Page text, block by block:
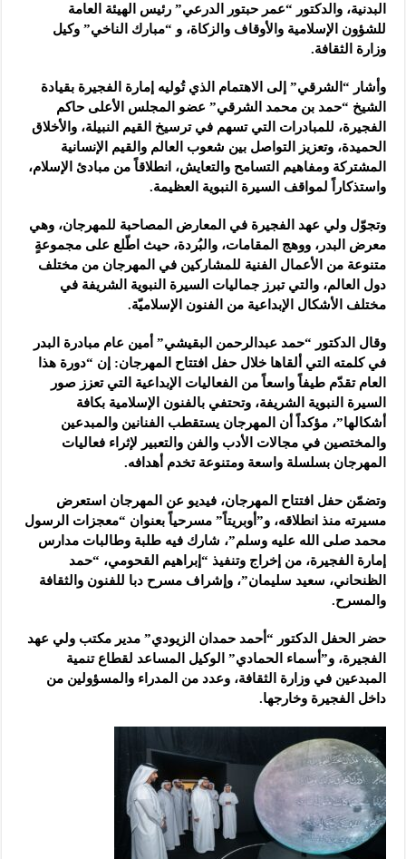
البدنية، والدكتور “عمر حبتور الدرعي” رئيس الهيئة العامة
للشؤون الإسلامية والأوقاف والزكاة، و “مبارك الناخي” وكيل
وزارة الثقافة.
وأشار “الشرقي” إلى الاهتمام الذي تُوليه إمارة الفجيرة بقيادة
الشيخ “حمد بن محمد الشرقي” عضو المجلس الأعلى حاكم
الفجيرة، للمبادرات التي تسهم في ترسيخ القيم النبيلة، والأخلاق
الحميدة، وتعزيز التواصل بين شعوب العالم والقيم الإنسانية
المشتركة ومفاهيم التسامح والتعايش، انطلاقاً من مبادئ الإسلام،
واستذكاراً لمواقف السيرة النبوية العظيمة.
وتجوّل ولي عهد الفجيرة في المعارض المصاحبة للمهرجان، وهي
معرض البدر، ووهج المقامات، والبُردة، حيث اطّلع على مجموعةٍ
متنوعة من الأعمال الفنية للمشاركين في المهرجان من مختلف
دول العالم، والتي تبرز جماليات السيرة النبوية الشريفة في
مختلف الأشكال الإبداعية من الفنون الإسلاميّة.
وقال الدكتور “حمد عبدالرحمن البقيشي” أمين عام مبادرة البدر
في كلمته التي ألقاها خلال حفل افتتاح المهرجان: إن “دورة هذا
العام تقدّم طيفاً واسعاً من الفعاليات الإبداعية التي تعزز صور
السيرة النبوية الشريفة، وتحتفي بالفنون الإسلامية بكافة
أشكالها”، مؤكداً أن المهرجان يستقطب الفنانين والمبدعين
والمختصين في مجالات الأدب والفن والتعبير لإثراء فعاليات
المهرجان بسلسلة واسعة ومتنوعة تخدم أهدافه.
وتضمّن حفل افتتاح المهرجان، فيديو عن المهرجان استعرض
مسيرته منذ انطلاقه، و”أوبريتاً” مسرحياً بعنوان “معجزات الرسول
محمد صلى الله عليه وسلم”، شارك فيه طلبة وطالبات مدارس
إمارة الفجيرة، من إخراج وتنفيذ “إبراهيم القحومي، “حمد
الظنحاني، سعيد سليمان”، وإشراف مسرح دبا للفنون والثقافة
والمسرح.
حضر الحفل الدكتور “أحمد حمدان الزيودي” مدير مكتب ولي عهد
الفجيرة، و”أسماء الحمادي” الوكيل المساعد لقطاع تنمية
المبدعين في وزارة الثقافة، وعدد من المدراء والمسؤولين من
داخل الفجيرة وخارجها.